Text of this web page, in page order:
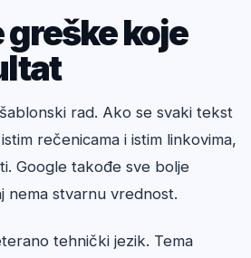
koje
rad. Ako se svaki tekst
rečenicama i istim linkovima,
Google takođe sve bolje
nema stvarnu vrednost.
tehnički jezik. Tema